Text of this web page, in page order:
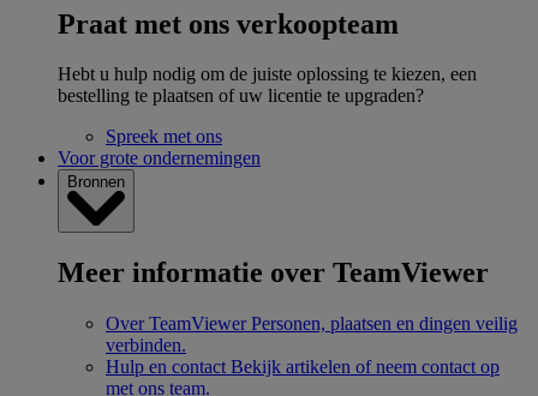
Praat met ons verkoopteam
Hebt u hulp nodig om de juiste oplossing te kiezen, een
bestelling te plaatsen of uw licentie te upgraden?
Spreek met ons
Voor grote ondernemingen
Bronnen
Meer informatie over TeamViewer
Over TeamViewer Personen, plaatsen en dingen veilig
verbinden.
Hulp en contact Bekijk artikelen of neem contact op
met ons team.